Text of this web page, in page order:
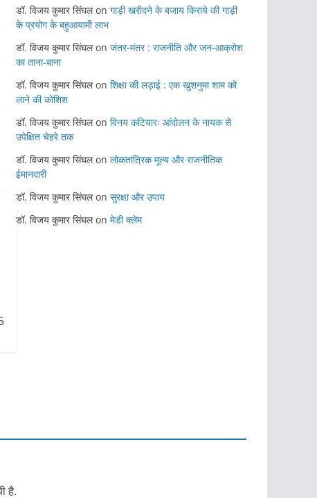
डॉ. विजय कुमार सिंघलon गाड़ी खरीदने के बजाय किराये की गाड़ी
के प्रयोग के बहुआयामी लाभ
डॉ. विजय कुमार सिंघलon जंतर-मंतर : राजनीति और जन-आक्रोश
का ताना-बाना
डॉ. विजय कुमार सिंघलon शिक्षा की लड़ाई : एक खुशनुमा शाम को
लाने की कोशिश
डॉ. विजय कुमार सिंघलon विनय कटियारः आंदोलन के नायक से
उपेक्षित चेहरे तक
डॉ. विजय कुमार सिंघलon लोकतांत्रिक मूल्य और राजनीतिक
ईमानदारी
डॉ. विजय कुमार सिंघलon सुरक्षा और उपाय
डॉ. विजय कुमार सिंघलon मेडी क्लेम
है.